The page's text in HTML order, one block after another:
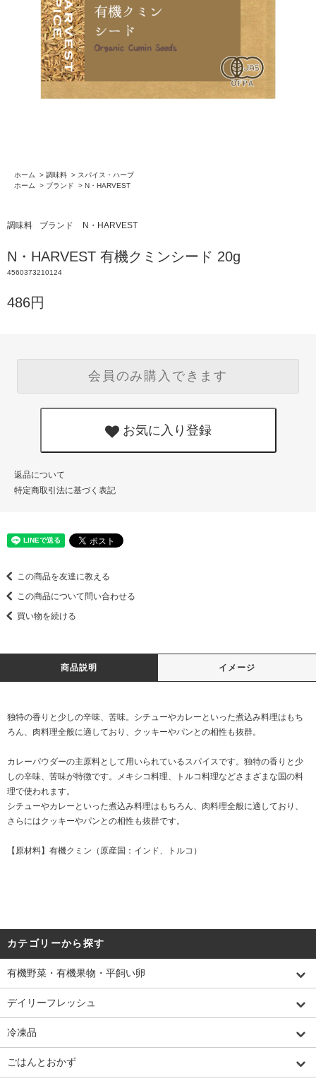
ホーム > 調味料 > スパイス・ハーブ
ホーム
> ブランド > N・HARVEST
調味料 ブランド N・HARVEST
N・HARVEST 有機クミンシード 20g
4560373210124
486円
会員のみ購入できます
お気に入り登録
返品について
特定商取引法に基づく表記
この商品を友達に教える
この商品について問い合わせる
買い物を続ける
商品説明 イメージ
独特の香りと少しの辛味、苦味。シチューやカレーといった煮込み料理はもち
ろん、肉料理全般に適しており、クッキーやパンとの相性も抜群。
カレーパウダーの主原料として用いられているスパイスです。独特の香りと少
しの辛味、苦味が特徴です。メキシコ料理、トルコ料理などさまざまな国の料
理で使われます。
シチューやカレーといった煮込み料理はもちろん、肉料理全般に適しており、
さらにはクッキーやパンとの相性も抜群です。
【原材料】有機クミン（原産国：インド、トルコ）
カテゴリーから探す
有機野菜・有機果物・平飼い卵
デイリーフレッシュ
冷凍品
ごはんとおかず